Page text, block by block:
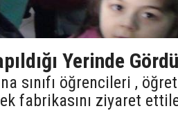
Yerinde Gördü
sınıfı öğrencileri ,
fabrikasını ziyaret